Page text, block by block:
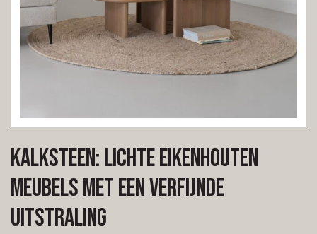
Kalksteen: lichte eikenhouten
meubels met een verfijnde
uitstraling